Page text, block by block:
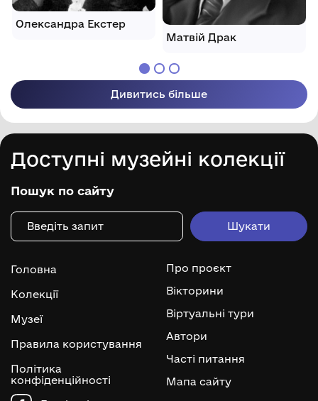
Олександра Екстер
Матвій Драк
Дивитись більше
Доступні музейні колекції
Пошук по сайту
Головна
Колекції
Музеї
Правила користування
Політика
конфіденційності
Про проєкт
Вікторини
Віртуальні тури
Автори
Часті питання
Мапа сайту